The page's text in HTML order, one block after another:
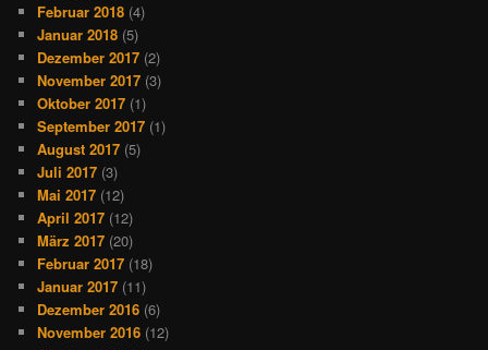
Februar 2018 (4)
Januar 2018 (5)
Dezember 2017 (2)
November 2017 (3)
Oktober 2017 (1)
September 2017 (1)
August 2017 (5)
Juli 2017 (3)
Mai 2017 (12)
April 2017 (12)
März 2017 (20)
Februar 2017 (18)
Januar 2017 (11)
Dezember 2016 (6)
November 2016 (12)